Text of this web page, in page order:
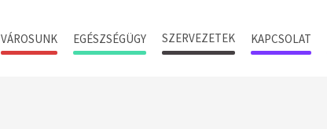
VÁROSUNK EGÉSZSÉGÜGY SZERVEZETEK KAPCSOLAT